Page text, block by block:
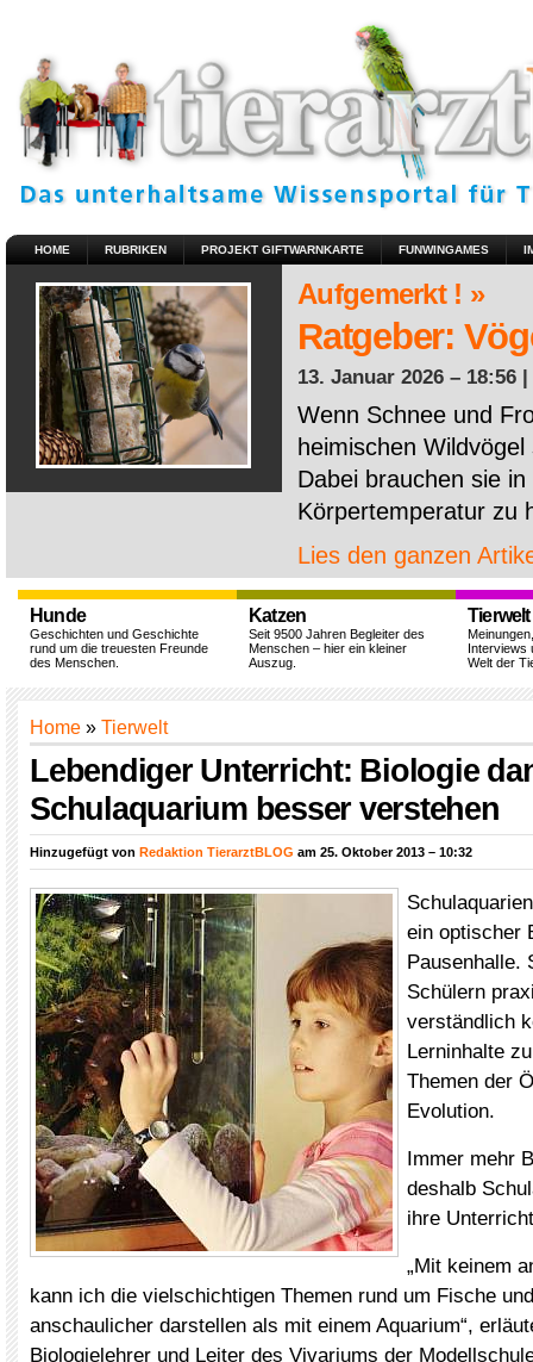
HOME RUBRIKEN PROJEKT GIFTWARNKARTE FUNWINGAMES
Aufgemerkt ! »
Ratgeber:
13. Januar 2026 – 18:56 |
Wenn Schnee und
heimischen
Dabei brauchen sie
Körpertemperatur zu
Lies den ganzen
Hunde
Geschichten und Geschichte
rund um die treuesten Freunde
des Menschen.
Katzen
Seit 9500 Jahren Begleiter des
Menschen – hier ein kleiner
Auszug.
Tierwelt
Interviews
Welt der
Home » Tierwelt
Lebendiger Unterricht: Biologie
Schulaquarium besser verstehen
Hinzugefügt von Redaktion TierarztBLOG am 25. Oktober 2013 – 10:32
ein optischer
Pausenhalle.
Schülern
verständlich
Lerninhalte
Themen der
Evolution.
Immer mehr
deshalb
ihre
„Mit keinem
kann ich die vielschichtigen Themen rund um Fische
anschaulicher darstellen als mit einem Aquarium“,
Biologielehrer und Leiter des Vivariums der